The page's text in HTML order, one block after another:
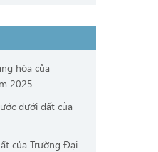
hóa của
2025
dưới đất của
của Trường Đại